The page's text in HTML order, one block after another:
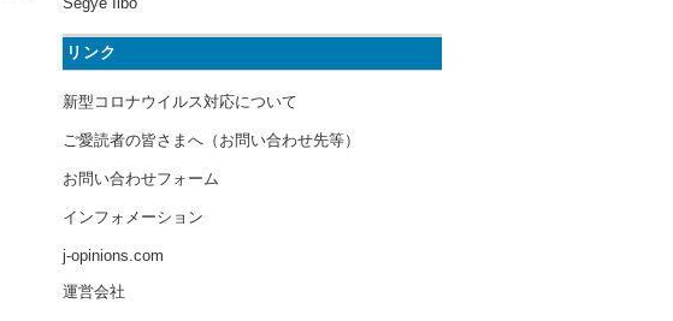
リンク
新型コロナウイルス対応について
ご愛読者の皆さまへ（お問い合わせ先等）
お問い合わせフォーム
インフォメーション
j-opinions.com
運営会社